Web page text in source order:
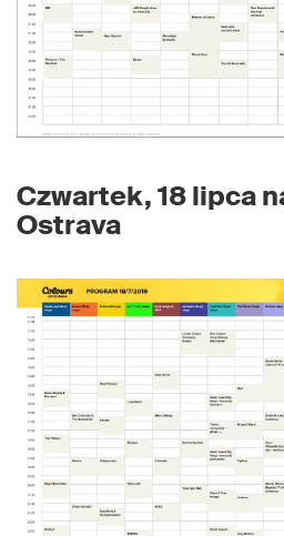
Czwartek, 18 lipca
Ostrava